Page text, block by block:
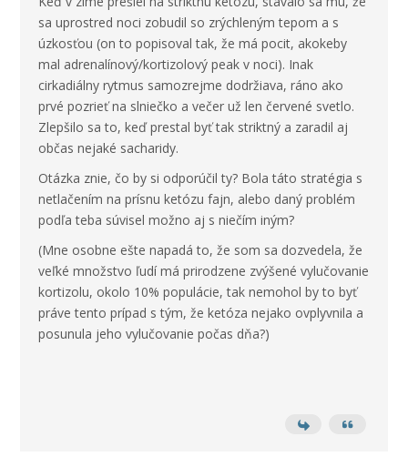
sa uprostred noci zobudil so zrýchleným tepom a s
úzkosťou (on to popisoval tak, že má pocit, akokeby
mal adrenalínový/kortizolový peak v noci). Inak
cirkadiálny rytmus samozrejme dodržiava, ráno ako
prvé pozrieť na slniečko a večer už len červené svetlo.
Zlepšilo sa to, keď prestal byť tak striktný a zaradil aj
občas nejaké sacharidy.
Otázka znie, čo by si odporúčil ty? Bola táto stratégia s
netlačením na prísnu ketózu fajn, alebo daný problém
podľa teba súvisel možno aj s niečím iným?
(Mne osobne ešte napadá to, že som sa dozvedela, že
veľké množstvo ľudí má prirodzene zvýšené vylučovanie
kortizolu, okolo 10% populácie, tak nemohol by to byť
práve tento prípad s tým, že ketóza nejako ovplyvnila a
posunula jeho vylučovanie počas dňa?)